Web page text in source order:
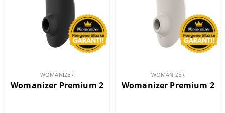
WOMANIZER
Womanizer Premium 2
WOMANIZER
Womanizer Premium 2